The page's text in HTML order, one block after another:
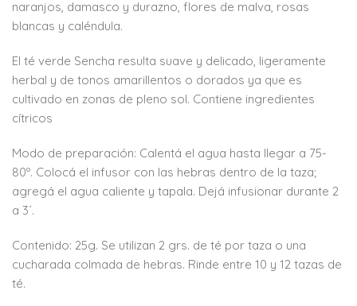
naranjos, damasco y durazno, flores de malva, rosas
blancas y caléndula.
El té verde Sencha resulta suave y delicado, ligeramente
herbal y de tonos amarillentos o dorados ya que es
cultivado en zonas de pleno sol. Contiene ingredientes
cítricos
Modo de preparación: Calentá el agua hasta llegar a 75-
80º. Colocá el infusor con las hebras dentro de la taza;
agregá el agua caliente y tapala. Dejá infusionar durante 2
a 3´.
Contenido: 25g. Se utilizan 2 grs. de té por taza o una
cucharada colmada de hebras. Rinde entre 10 y 12 tazas de
té.